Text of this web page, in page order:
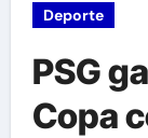
Deporte
PSG
Copa